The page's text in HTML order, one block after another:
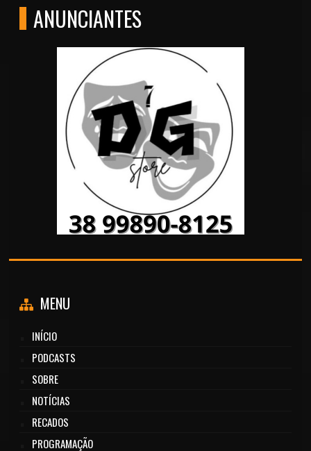
ANUNCIANTES
MENU
INÍCIO
PODCASTS
SOBRE
NOTÍCIAS
RECADOS
PROGRAMAÇÃO